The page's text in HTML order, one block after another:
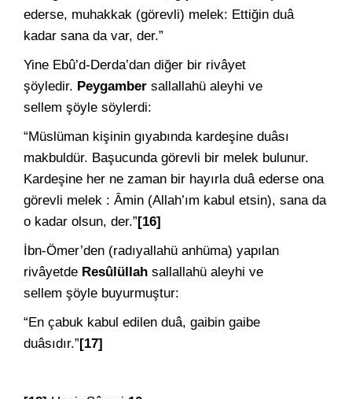
ederse, muhakkak (görevli) melek: Ettiğin duâ
kadar sana da var, der.”
Yine Ebû’d-Derda’dan diğer bir rivâyet
şöyledir. Peygamber sallallahü aleyhi ve
sellem şöyle söylerdi:
“Müslüman kişinin gıyabında kardeşine duâsı
makbuldür. Başucunda görevli bir melek bulunur.
Kardeşine her ne zaman bir hayırla duâ ederse ona
görevli melek : Âmin (Allah’ım kabul etsin), sana da
o kadar olsun, der.”[16]
İbn-Ömer’den (radıyallahü anhüma) yapılan
rivâyetde Resûlüllah sallallahü aleyhi ve
sellem şöyle buyurmuştur:
“En çabuk kabul edilen duâ, gaibin gaibe
duâsıdır.”[17]